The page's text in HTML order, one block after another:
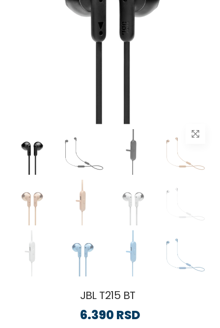
JBL T215 BT
6.390 RSD